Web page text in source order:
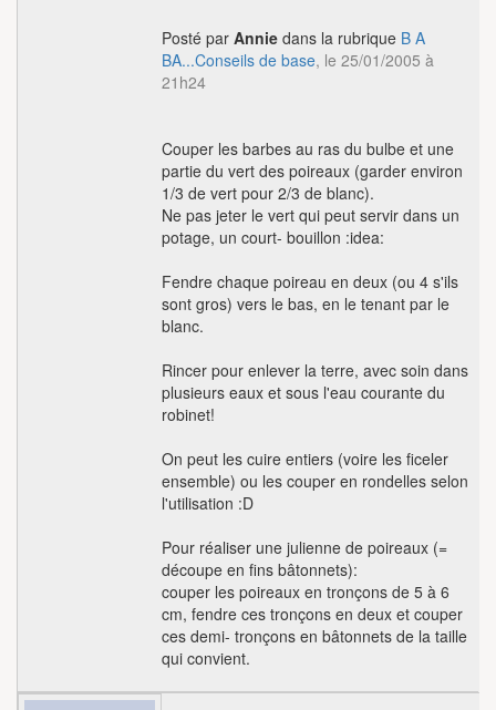
Posté par Annie dans la rubrique B A
BA...Conseils de base, le 25/01/2005 à
21h24
Couper les barbes au ras du bulbe et une
partie du vert des poireaux (garder environ
1/3 de vert pour 2/3 de blanc).
Ne pas jeter le vert qui peut servir dans un
potage, un court- bouillon :idea:
Fendre chaque poireau en deux (ou 4 s'ils
sont gros) vers le bas, en le tenant par le
blanc.
Rincer pour enlever la terre, avec soin dans
plusieurs eaux et sous l'eau courante du
robinet!
On peut les cuire entiers (voire les ficeler
ensemble) ou les couper en rondelles selon
l'utilisation :D
Pour réaliser une julienne de poireaux (=
découpe en fins bâtonnets):
couper les poireaux en tronçons de 5 à 6
cm, fendre ces tronçons en deux et couper
ces demi- tronçons en bâtonnets de la taille
qui convient.